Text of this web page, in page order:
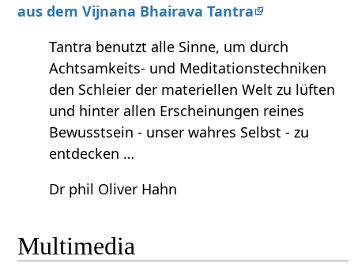
aus dem Vijnana Bhairava Tantra
Tantra benutzt alle Sinne, um durch
Achtsamkeits- und Meditationstechniken
den Schleier der materiellen Welt zu lüften
und hinter allen Erscheinungen reines
Bewusstsein - unser wahres Selbst - zu
entdecken …
Dr phil Oliver Hahn
Multimedia